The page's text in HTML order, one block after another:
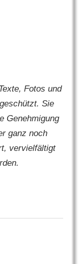
Fotos und
Sie
Genehmigung
ganz noch
vervielfältigt